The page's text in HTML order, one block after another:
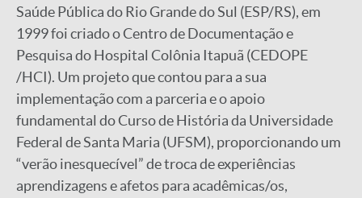
Saúde Pública do Rio Grande do Sul (ESP/RS), em
1999 foi criado o Centro de Documentação e
Pesquisa do Hospital Colônia Itapuã (CEDOPE
/HCI). Um projeto que contou para a sua
implementação com a parceria e o apoio
fundamental do Curso de História da Universidade
Federal de Santa Maria (UFSM), proporcionando um
“verão inesquecível” de troca de experiências
aprendizagens e afetos para acadêmicas/os,